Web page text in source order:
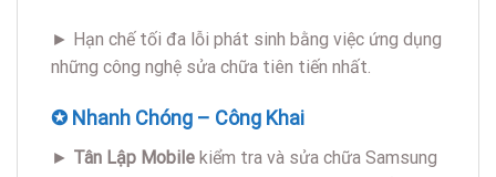
► Hạn chế tối đa lỗi phát sinh bằng việc ứng dụng
những công nghệ sửa chữa tiên tiến nhất.
✪ Nhanh Chóng – Công Khai
► Tân Lập Mobile kiểm tra và sửa chữa Samsung